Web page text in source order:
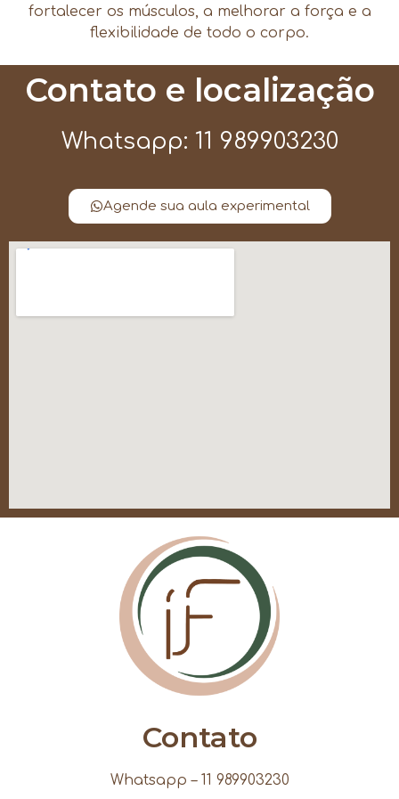
fortalecer os músculos, a melhorar a força e a
flexibilidade de todo o corpo.
Contato e localização
Whatsapp: 11 989903230
Agende sua aula experimental
Contato
Whatsapp – 11 989903230